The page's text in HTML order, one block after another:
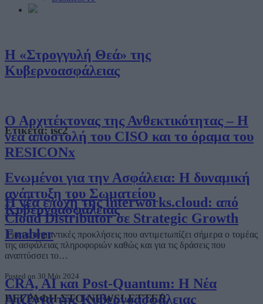
Η «Στρογγυλή Θεά» της
Κυβερνοασφάλειας
Ο Αρχιτέκτονας της Ανθεκτικότητας – Η
νέα αποστολή του CISO και το όραμα του
RESICONx
Η νέα εποχή της interworks.cloud: από
Cloud Distributor σε Strategic Growth
Enabler
CRA, AI και Post-Quantum: Η Νέα
Ατζέντα της Κυβερνοασφάλειας
Ετικέτα:isc2
Ενωμένοι για την Ασφάλεια: Η δυναμική
ανάπτυξη του Σωματείου
Κυβερνοασφάλειας
Για τις σημαντικές προκλήσεις που αντιμετωπίζει σήμερα ο τομέας
της ασφάλειας πληροφοριών καθώς και για τις δράσεις που
αναπτύσσει το…
Posted on 30 Μάι 2024
ΕΓΓΡΑΦΗ ΣΤΟ NEWSLETTER